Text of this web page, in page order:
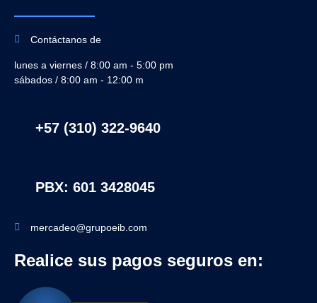
Contáctanos de
lunes a viernes / 8:00 am - 5:00 pm
sábados / 8:00 am - 12:00 m
+57 (310) 322-9640
PBX: 601 3428045
mercadeo@grupoeib.com
Realice sus pagos seguros en: